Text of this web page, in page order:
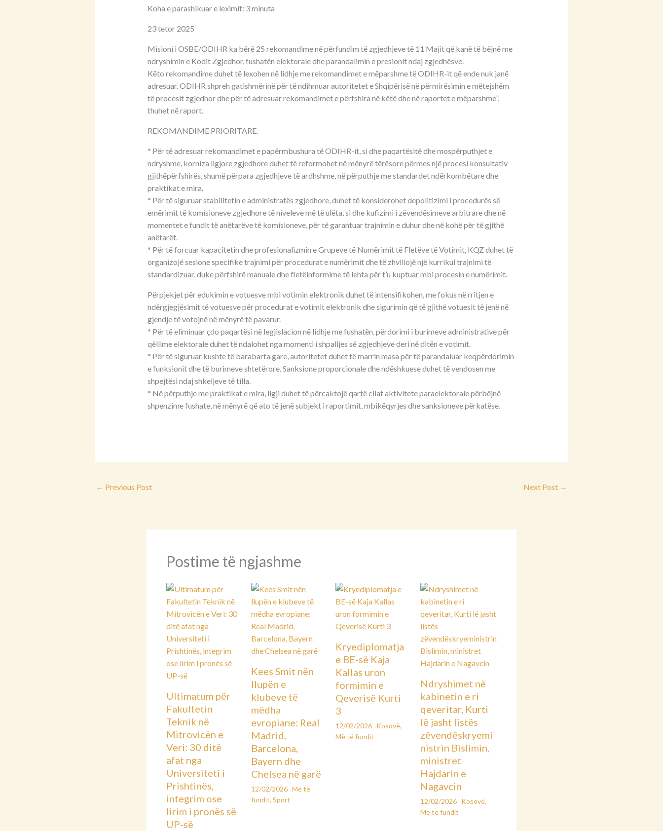
Koha e parashikuar e leximit: 3 minuta
23 tetor 2025
Misioni i OSBE/ODIHR ka bërë 25 rekomandime në përfundim të zgjedhjeve të 11 Majit që kanë të bëjnë me
ndryshimin e Kodit Zgjedhor, fushatën elektorale dhe parandalimin e presionit ndaj zgjedhësve.
Këto rekomandime duhet të lexohen në lidhje me rekomandimet e mëparshme të ODIHR-it që ende nuk janë
adresuar. ODIHR shpreh gatishmërinë për të ndihmuar autoritetet e Shqipërisë në përmirësimin e mëtejshëm
të procesit zgjedhor dhe për të adresuar rekomandimet e përfshira në këtë dhe në raportet e mëparshme”,
thuhet në raport.
REKOMANDIME PRIORITARE.
* Për të adresuar rekomandimet e papërmbushura të ODIHR-it, si dhe paqartësitë dhe mospërputhjet e
ndryshme, korniza ligjore zgjedhore duhet të reformohet në mënyrë tërësore përmes një procesi konsultativ
gjithëpërfshirës, shumë përpara zgjedhjeve të ardhshme, në përputhje me standardet ndërkombëtare dhe
praktikat e mira.
* Për të siguruar stabilitetin e administratës zgjedhore, duhet të konsiderohet depolitizimi i procedurës së
emërimit të komisioneve zgjedhore të niveleve më të ulëta, si dhe kufizimi i zëvendësimeve arbitrare dhe në
momentet e fundit të anëtarëve të komisioneve, për të garantuar trajnimin e duhur dhe në kohë për të gjithë
anëtarët.
* Për të forcuar kapacitetin dhe profesionalizmin e Grupeve të Numërimit të Fletëve të Votimit, KQZ duhet të
organizojë sesione specifike trajnimi për procedurat e numërimit dhe të zhvillojë një kurrikul trajnimi të
standardizuar, duke përfshirë manuale dhe fletëinformime të lehta për t’u kuptuar mbi procesin e numërimit.
Përpjekjet për edukimin e votuesve mbi votimin elektronik duhet të intensifikohen, me fokus në rritjen e
ndërgjegjësimit të votuesve për procedurat e votimit elektronik dhe sigurimin që të gjithë votuesit të jenë në
gjendje të votojnë në mënyrë të pavarur.
* Për të eliminuar çdo paqartësi në legjislacion në lidhje me fushatën, përdorimi i burimeve administrative për
qëllime elektorale duhet të ndalohet nga momenti i shpalljes së zgjedhjeve deri në ditën e votimit.
* Për të siguruar kushte të barabarta gare, autoritetet duhet të marrin masa për të parandaluar keqpërdorimin
e funksionit dhe të burimeve shtetërore. Sanksione proporcionale dhe ndëshkuese duhet të vendosen me
shpejtësi ndaj shkeljeve të tilla.
* Në përputhje me praktikat e mira, ligji duhet të përcaktojë qartë cilat aktivitete paraelektorale përbëjnë
shpenzime fushate, në mënyrë që ato të jenë subjekt i raportimit, mbikëqyrjes dhe sanksioneve përkatëse.
← Previous Post Next Post →
Postime të ngjashme
Ultimatum për
Fakultetin
Teknik në
Mitrovicën e
Veri: 30 ditë
afat nga
Universiteti i
Prishtinës,
integrim ose
lirim i pronës së
UP-së
Kees Smit nën
llupën e
klubeve të
mëdha
evropiane: Real
Madrid,
Barcelona,
Bayern dhe
Chelsea në garë
12/02/2026 Më të
fundit, Sport
Kryediplomatja
e BE-së Kaja
Kallas uron
formimin e
Qeverisë Kurti
3
12/02/2026 Kosovë,
Më të fundit
Ndryshimet në
kabinetin e ri
qeveritar, Kurti
lë jasht listës
zëvendëskryemi
nistrin Bislimin,
ministret
Hajdarin e
Nagavcin
12/02/2026 Kosovë,
Më të fundit